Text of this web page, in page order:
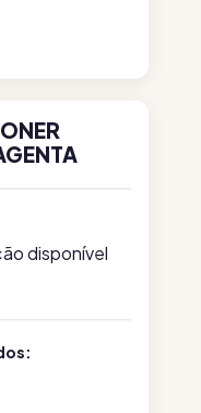
disponível